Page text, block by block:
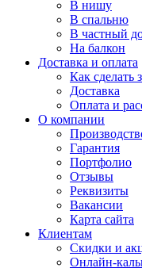
В нишу
В спальню
В частный
На балкон
Доставка и оплата
Как сделать
Доставка
Оплата и
О компании
Гарантия
Портфолио
Отзывы
Реквизиты
Вакансии
Карта сайта
Клиентам
Скидки и
Онлайн-